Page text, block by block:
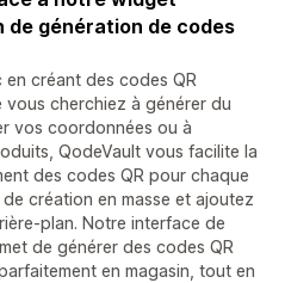
de génération de codes
créant des codes QR
cherchiez à générer du
vos coordonnées ou à
QodeVault vous facilite la
des codes QR pour chaque
création en masse et ajoutez
plan. Notre interface de
de générer des codes QR
en magasin, tout en